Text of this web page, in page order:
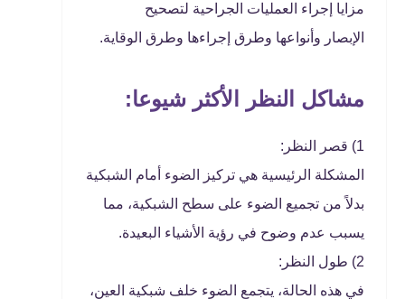
مزايا إجراء العمليات الجراحية لتصحيح
الإبصار وأنواعها وطرق إجراءها وطرق الوقاية.
ًمشاكل النظر الأكثر شيوعا:
1) قصر النظر:
المشكلة الرئيسية هي تركيز الضوء أمام الشبكية
بدلاً من تجميع الضوء على سطح الشبكية، مما
يسبب عدم وضوح في رؤية الأشياء البعيدة.
2) طول النظر:
في هذه الحالة، يتجمع الضوء خلف شبكية العين،